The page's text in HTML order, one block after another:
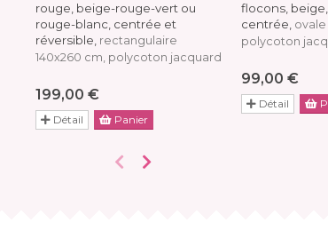
rouge, beige-rouge-vert ou
rouge-blanc, centrée et
réversible, rectangulaire
140x260 cm, polycoton jacquard
199,00 €
Détail Panier
flocons, beige,
centrée, ovale
polycoton
99,00 €
Détail